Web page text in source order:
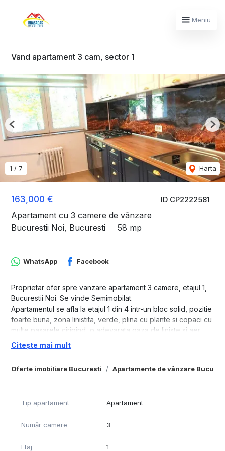
Meniu
Vand apartament 3 cam, sector 1
ID CP2222581
163,000 €
Apartament cu 3 camere de vânzare
Bucurestii Noi, Bucuresti
58 mp
1 / 7 Harta
Previous
Oferte imobiliare Bucuresti Apartamente de vânzare
WhatsApp Facebook
Proprietar ofer spre vanzare apartament 3 camere, etajul 1,
Bucurestii Noi. Se vinde Semimobilat.
Apartamentul se afla la etajul 1 din 4 intr-un bloc solid, pozitie
foarte buna, zona linistita, verde, plina cu plante si copaci cu
multe pasarele ciripind, o adevarata oaza de liniste si aer
curat.
pe gaz, masina de spalat Vase, cuptor electric, hota, etc. Au
noi.
Daca nu se doreste mobila din apartament sau orice altceva,
le vom scoate imediat.
Citește mai mult
Tip apartament Apartament
Număr camere 3
Etaj 1